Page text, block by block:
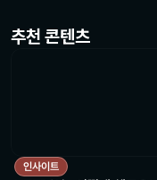
추천 콘텐츠
인사이트